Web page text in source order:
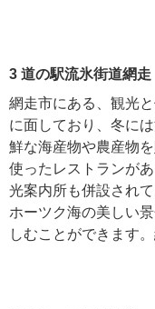
3 道の駅流氷街道網走
網走市にある、観光
に面しており、冬に
鮮な海産物や農産物
使ったレストランが
光案内所も併設され
ホーツク海の美しい
しむことができます